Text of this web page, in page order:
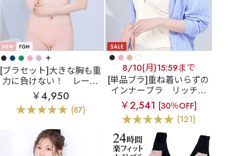
+
[ブラセット]大きな胸も重
力に負けない！
レース
リフト 脇高 ブラジャー&
ショーツ (FGHカップ)
￥4,950
(87)
8/10(月)15:59まで
[単品ブラ]重ね着いらずの
インナーブラ
リッチバ
スト ブラトップ (ワイヤ
ー入り)
￥2,541 [30％OFF]
(121)